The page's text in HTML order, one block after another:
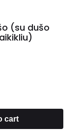
(su dušo
cart